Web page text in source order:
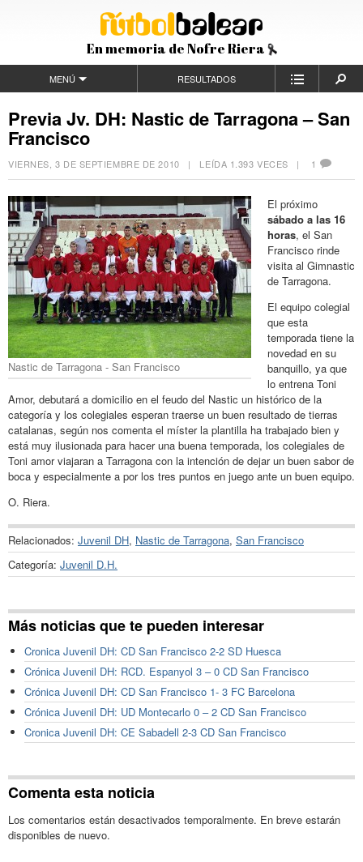
En memoria de Nofre Riera
MENÚ RESULTADOS
Previa Jv. DH: Nastic de Tarragona – San
Francisco
VIERNES, 3 DE SEPTIEMBRE DE 2010 | LEÍDA 1.393 VECES | 1
Nastic de Tarragona - San Francisco
El próximo
sábado a las 16
horas, el San
Francisco rinde
visita al Gimnastic
de Tarragona.
El equipo colegial
que esta
temporada tiene la
novedad en su
banquillo, ya que
lo entrena Toni
Amor, debutará a domicilio en el feudo del Nastic un histórico de la
categoría y los colegiales esperan traerse un buen resultado de tierras
catalanas, según nos comenta el míster la plantilla ha trabajado bien y
está muy ilusionada para hacer una buena temporada, los colegiales de
Toni amor viajaran a Tarragona con la intención de dejar un buen sabor de
boca y especialmente a por los tres puntos en juego ante un buen equipo.
O. Riera.
Relacionados: Juvenil DH, Nastic de Tarragona, San Francisco
Categoría: Juvenil D.H.
Más noticias que te pueden interesar
Cronica Juvenil DH: CD San Francisco 2-2 SD Huesca
Crónica Juvenil DH: RCD. Espanyol 3 – 0 CD San Francisco
Crónica Juvenil DH: CD San Francisco 1- 3 FC Barcelona
Crónica Juvenil DH: UD Montecarlo 0 – 2 CD San Francisco
Cronica Juvenil DH: CE Sabadell 2-3 CD San Francisco
Comenta esta noticia
Los comentarios están desactivados temporalmente. En breve estarán
disponibles de nuevo.